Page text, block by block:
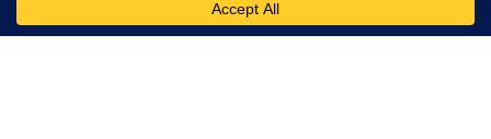
Available for iOS and Android